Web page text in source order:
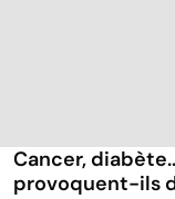
Cancer,
provoquent-ils